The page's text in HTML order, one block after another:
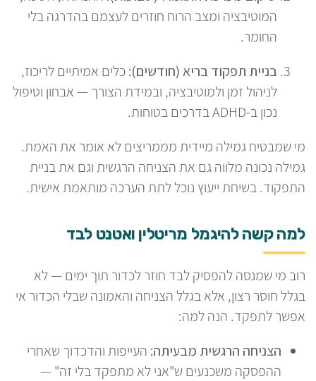
המוטיבציה ומצב הרוח חוזרים לעצמם בהדרגה בלי
החומר.
בניית תפקוד בריא (חודשים): כלים אמיתיים לריכוז,
לניהול זמן ולמוטיבציה, ובמידת הצורך — אבחון וטיפול
נכון ב-ADHD בדרכים בטוחות.
מי שמבטיח גמילה מיידית מממריצים לא אומר את האמת.
גמילה נכונה מלווה גם את הצניחה הרגשית וגם את בניית
התפקוד. בשיחת ייעוץ נוכל לתת הערכה מותאמת אישית.
למה קשה להיגמל מריטלין ואטנט לבד
רוב מי שמנסה להפסיק לבד חוזר לכדור תוך ימים — לא
בגלל חוסר רצון, אלא בגלל הצניחה והאמונה שבלי הכדור אי
אפשר לתפקד. הנה למה:
הצניחה הרגשית מבעיתה: העייפות והדכדוך שאחרי
ההפסקה משכנעים ש"אני לא מתפקד בלי זה" —